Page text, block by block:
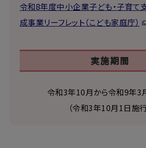
令和8年度中小企業子ども・子育て
成事業リーフレット（こども家庭庁）
実施期間
令和3年10月から令和9年3
（令和3年10月1日施行